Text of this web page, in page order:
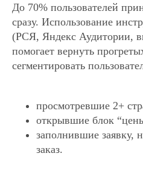
До 70% пользователей
сразу. Использование
(РСЯ, Яндекс Аудитории,
помогает вернуть
сегментировать
просмотревшие 2+
открывшие блок
заполнившие заявку,
заказ.